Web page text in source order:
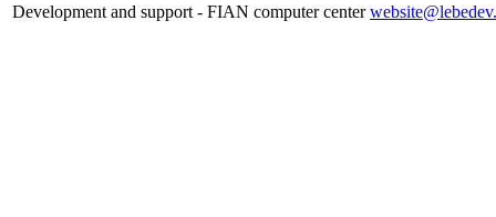
Development and support - FIAN computer center